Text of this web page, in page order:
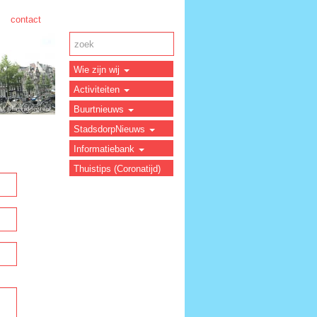
contact
Wie zijn wij
Activiteiten
Buurtnieuws
StadsdorpNieuws
Informatiebank
Thuistips (Coronatijd)